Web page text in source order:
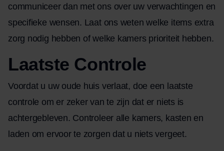
communiceer dan met ons over uw verwachtingen en
specifieke wensen. Laat ons weten welke items extra
zorg nodig hebben of welke kamers prioriteit hebben.
Laatste Controle
Voordat u uw oude huis verlaat, doe een laatste
controle om er zeker van te zijn dat er niets is
achtergebleven. Controleer alle kamers, kasten en
laden om ervoor te zorgen dat u niets vergeet.